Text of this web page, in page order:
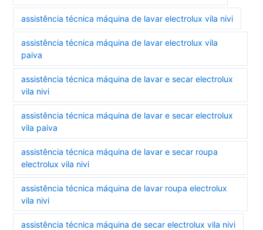
assistência técnica máquina de lavar electrolux vila nivi
assistência técnica máquina de lavar electrolux vila
paiva
assistência técnica máquina de lavar e secar electrolux
vila nivi
assistência técnica máquina de lavar e secar electrolux
vila paiva
assistência técnica máquina de lavar e secar roupa
electrolux vila nivi
assistência técnica máquina de lavar roupa electrolux
vila nivi
assistência técnica máquina de secar electrolux vila nivi